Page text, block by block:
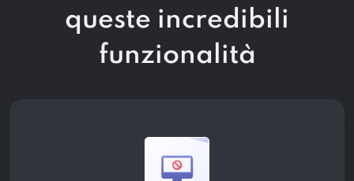
queste incredibili
funzionalità